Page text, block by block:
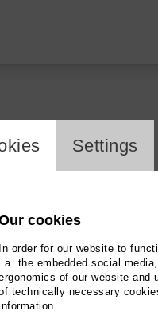
Settings
cookies
In order for our website to
the embedded social
of our website
technically necessary